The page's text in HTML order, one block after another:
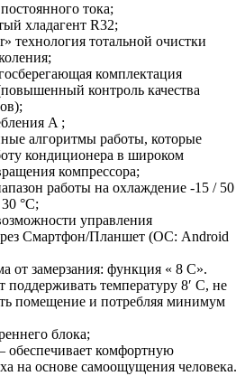
тока;
хладагент R32;
технология тотальной очистки
комплектация
контроль качества
A ;
алгоритмы работы, которые
кондиционера в широком
компрессора;
работы на охлаждение -15 / 50
°C;
управления
Смартфон/Планшет (ОС: Android
от замерзания: функция « 8 С».
поддерживать температуру 8′ С, не
помещение и потребляя минимум
блока;
комфортную
на основе самоощущения человека.